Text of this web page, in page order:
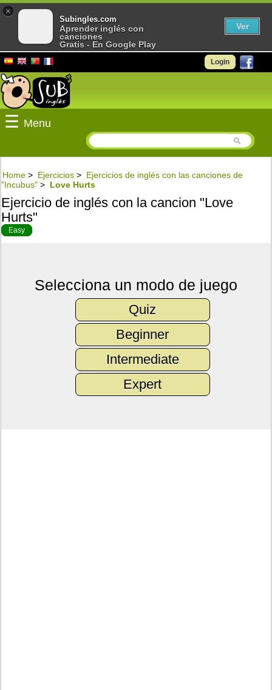
Login
☰ Menu
Home > Ejercicios > Ejercicios de inglés con las canciones de
"Incubus" > Love Hurts
Ejercicio de inglés con la cancion "Love
Hurts"
Easy
Selecciona un modo de juego
Quiz
Beginner
Intermediate
Expert
×
Subingles.com
Aprender inglés con
canciones
Gratis - En Google Play
Ver